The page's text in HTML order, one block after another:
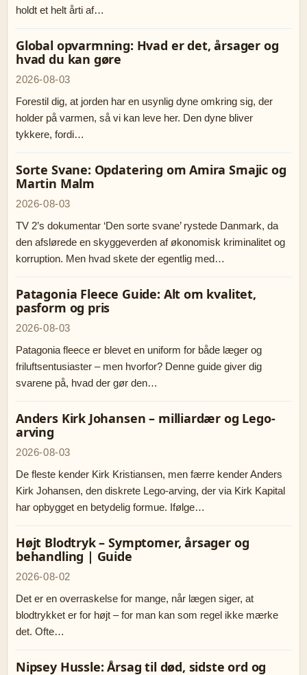
holdt et helt årti af…
Global opvarmning: Hvad er det, årsager og
hvad du kan gøre
2026-08-03
Forestil dig, at jorden har en usynlig dyne omkring sig, der
holder på varmen, så vi kan leve her. Den dyne bliver
tykkere, fordi…
Sorte Svane: Opdatering om Amira Smajic og
Martin Malm
2026-08-03
TV 2’s dokumentar ‘Den sorte svane’ rystede Danmark, da
den afslørede en skyggeverden af økonomisk kriminalitet og
korruption. Men hvad skete der egentlig med…
Patagonia Fleece Guide: Alt om kvalitet,
pasform og pris
2026-08-03
Patagonia fleece er blevet en uniform for både læger og
friluftsentusiaster – men hvorfor? Denne guide giver dig
svarene på, hvad der gør den…
Anders Kirk Johansen – milliardær og Lego-
arving
2026-08-03
De fleste kender Kirk Kristiansen, men færre kender Anders
Kirk Johansen, den diskrete Lego-arving, der via Kirk Kapital
har opbygget en betydelig formue. Ifølge…
Højt Blodtryk – Symptomer, årsager og
behandling | Guide
2026-08-02
Det er en overraskelse for mange, når lægen siger, at
blodtrykket er for højt – for man kan som regel ikke mærke
det. Ofte…
Nipsey Hussle: Årsag til død, sidste ord og